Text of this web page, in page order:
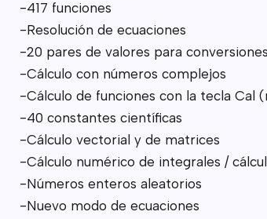
-417 funciones
-Resolución de ecuaciones
-20 pares de valores para
-Cálculo con números complejos
-Cálculo de funciones con la tecla Cal
-40 constantes científicas
-Cálculo vectorial y de matrices
-Cálculo numérico de integrales /
-Números enteros aleatorios
-Nuevo modo de ecuaciones